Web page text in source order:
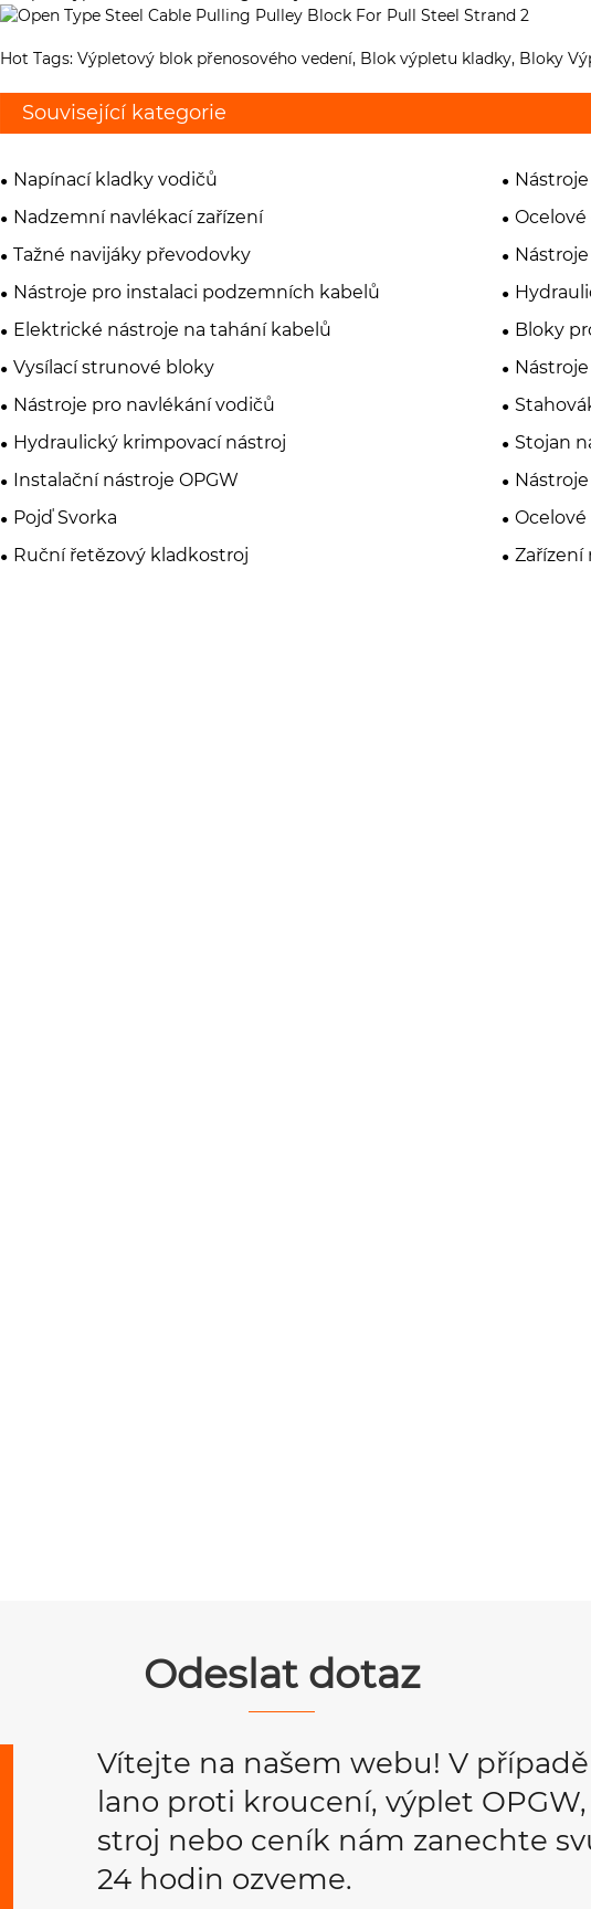
Hot Tags: Výpletový blok přenosového vedení, Blok výpletu kladky, Bloky
Související kategorie
Napínací kladky vodičů
Nadzemní navlékací zařízení
Tažné navijáky převodovky
Nástroje pro instalaci podzemních kabelů
Elektrické nástroje na tahání kabelů
Bloky
Vysílací strunové bloky
Nástroje pro navlékání vodičů
Hydraulický krimpovací nástroj
Stojan
Instalační nástroje OPGW
Pojď Svorka
Ruční řetězový kladkostroj
Zařízení
Odeslat dotaz
Vítejte na našem webu! V
lano proti kroucení, výplet
stroj nebo ceník nám zanechte
24 hodin ozveme.